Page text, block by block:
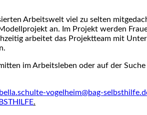
Arbeitswelt viel zu selten
an. Im Projekt werden
arbeitet das Projektteam mit
im Arbeitsleben oder auf der
vogelheim@bag-
.